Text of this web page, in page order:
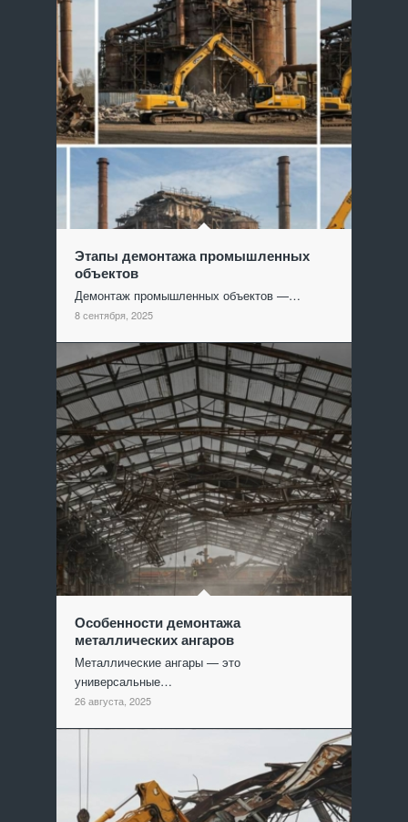
Этапы демонтажа промышленных
объектов
Демонтаж промышленных объектов —…
8 сентября, 2025
Особенности демонтажа
металлических ангаров
Металлические ангары — это
универсальные…
26 августа, 2025